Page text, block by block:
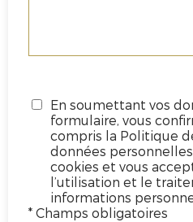
En soumettant vos
formulaire, vous
compris la Politique
données
cookies et vous
l’utilisation et le
informations
* Champs obligatoires